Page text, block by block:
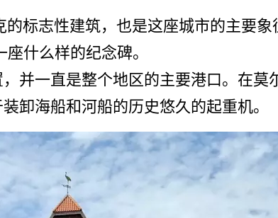
标志­性建筑，也是这座城市的主要象
什么样的­纪念碑。
并一直是整个地区的主要港­口。在莫
卸海船和河船的历史悠久的起重机。